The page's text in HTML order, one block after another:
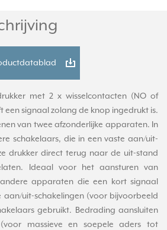
met 2 x wisselcontacten (NO of
een signaal zolang de knop ingedrukt is.
van twee afzonderlijke apparaten. In
schakelaars, die in een vaste aan/uit-
drukker direct terug naar de uit-stand
Ideaal voor het aansturen van
apparaten die een kort signaal
aan/uit-schakelingen (voor bijvoorbeeld
gebruikt. Bedrading aansluiten
massieve en soepele aders tot